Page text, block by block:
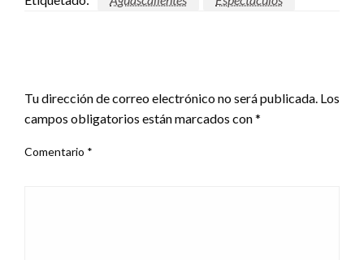
Tu dirección de correo electrónico no será publicada. Los
campos obligatorios están marcados con*
Comentario *